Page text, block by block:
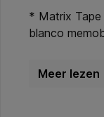
* Matrix Tape
blanco